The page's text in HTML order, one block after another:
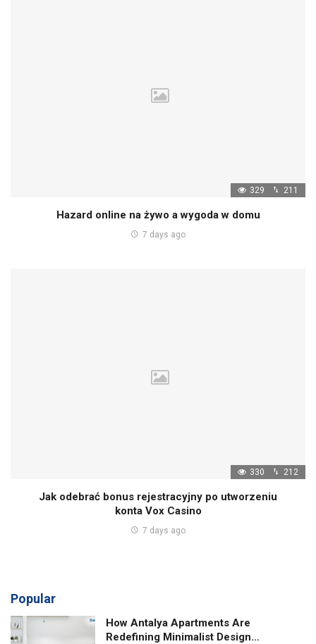
329 211
Hazard online na żywo a wygoda w domu
7 days ago
330 212
Jak odebrać bonus rejestracyjny po utworzeniu
konta Vox Casino
7 days ago
Popular
How Antalya Apartments Are
Redefining Minimalist Design…